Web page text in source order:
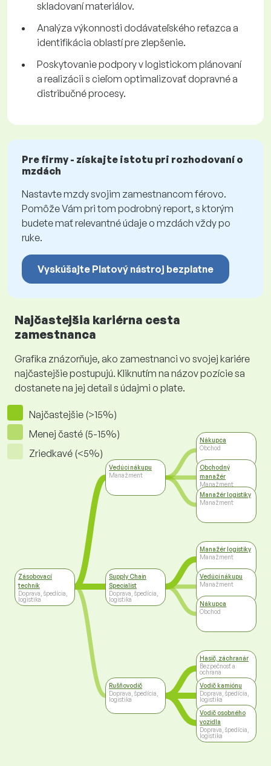
skladovaní materiálov.
Analýza výkonnosti dodávateľského reťazca a
identifikácia oblastí pre zlepšenie.
Poskytovanie podpory v logistickom plánovaní
a realizácii s cieľom optimalizovať dopravné a
distribučné procesy.
Pre firmy - získajte istotu pri rozhodovaní o
mzdách
Nastavte mzdy svojim zamestnancom férovo.
Pomôže Vám pri tom podrobný report, s ktorým
budete mať relevantné údaje o mzdách vždy po
ruke.
Vyskúšajte Platový nástroj bezplatne
Najčastejšia kariérna cesta
zamestnanca
Grafika znázorňuje, ako zamestnanci vo svojej kariére
najčastejšie postupujú. Kliknutím na názov pozície sa
dostanete na jej detail s údajmi o plate.
Najčastejšie (>15%)
Menej časté (5-15%)
Zriedkavé (<5%)
Zásobovací
technik
Doprava, špedícia,
logistika
Vedúci nákupu
Manažment
Supply Chain
Specialist
Doprava, špedícia,
logistika
Rušňovodič
Doprava, špedícia,
logistika
Nákupca
Obchod
Obchodný
manažér
Manažment
Manažér logistiky
Manažment
Manažér logistiky
Manažment
Vedúci nákupu
Manažment
Nákupca
Obchod
Hasič, záchranár
Bezpečnosť a
ochrana
Vodič kamiónu
Doprava, špedícia,
logistika
Vodič osobného
vozidla
Doprava, špedícia,
logistika